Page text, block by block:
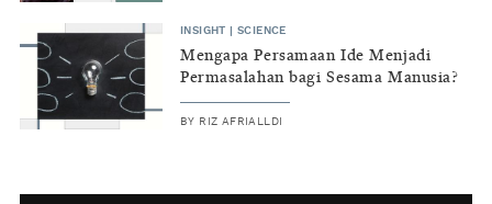
INSIGHT |SCIENCE
Mengapa Persamaan Ide Menjadi
Permasalahan bagi Sesama Manusia?
BY RIZ AFRIALLDI